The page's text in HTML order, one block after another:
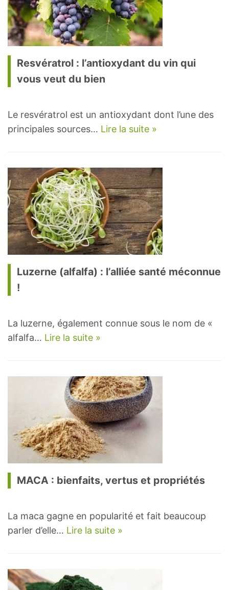
Resvératrol : l’antioxydant du vin qui
vous veut du bien
Le resvératrol est un antioxydant dont l’une des
principales sources… Lire la suite »
Luzerne (alfalfa) : l’alliée santé méconnue
!
La luzerne, également connue sous le nom de «
alfalfa… Lire la suite »
MACA : bienfaits, vertus et propriétés
La maca gagne en popularité et fait beaucoup
parler d’elle… Lire la suite »